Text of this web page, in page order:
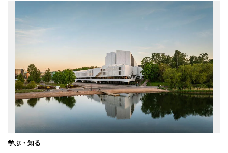
学ぶ・知る